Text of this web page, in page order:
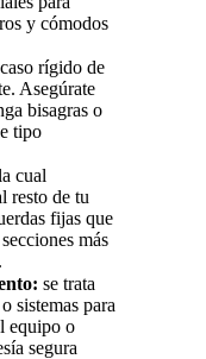
y cómodos
rígido de
Asegúrate
bisagras o
tipo
cual
resto de tu
fijas que
más
se trata
sistemas para
equipo o
segura